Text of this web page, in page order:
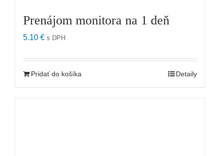
Prenájom monitora na 1 deň
5.10 € s DPH
Pridať do košíka Detaily